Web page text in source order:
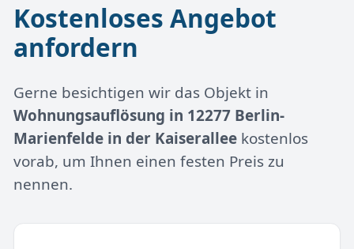
Kostenloses Angebot
anfordern
Gerne besichtigen wir das Objekt in
Wohnungsauflösung in 12277 Berlin-
Marienfelde in der Kaiseralleekostenlos
vorab, um Ihnen einen festen Preis zu
nennen.